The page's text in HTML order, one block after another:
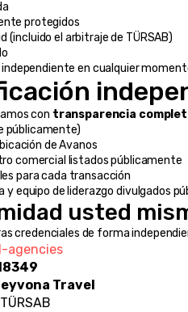
protegidos
el arbitraje de TÜRSAB)
en cualquier
con transparencia
públicamente)
de Avanos
comercial listados públicamente
para cada transacción
y equipo de liderazgo divulgados
usted
credenciales de forma
agencies
Travel